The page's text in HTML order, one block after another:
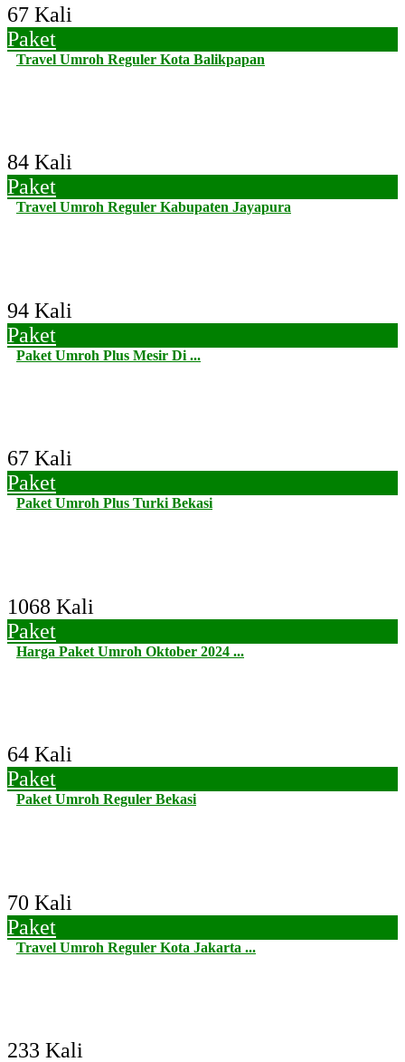
67 Kali
Paket
Travel Umroh Reguler Kota Balikpapan
84 Kali
Paket
Travel Umroh Reguler Kabupaten Jayapura
94 Kali
Paket
Paket Umroh Plus Mesir Di ...
67 Kali
Paket
Paket Umroh Plus Turki Bekasi
1068 Kali
Paket
Harga Paket Umroh Oktober 2024 ...
64 Kali
Paket
Paket Umroh Reguler Bekasi
70 Kali
Paket
Travel Umroh Reguler Kota Jakarta ...
233 Kali